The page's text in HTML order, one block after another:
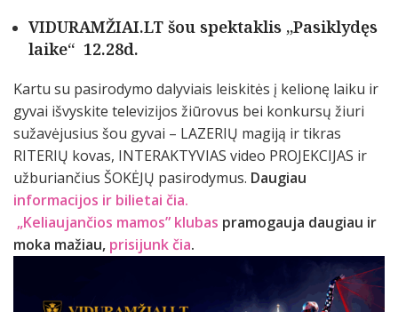
VIDURAMŽIAI.LT šou spektaklis „Pasiklydęs
laike“ 12.28d.
Kartu su pasirodymo dalyviais leiskitės į kelionę laiku ir
gyvai išvyskite televizijos žiūrovus bei konkursų žiuri
sužavėjusius šou gyvai – LAZERIŲ magiją ir tikras
RITERIŲ kovas, INTERAKTYVIAS video PROJEKCIJAS ir
užburiančius ŠOKĖJŲ pasirodymus. Daugiau
informacijos ir bilietai čia.
„Keliaujančios mamos” klubas pramogauja daugiau ir
moka mažiau, prisijunk čia.